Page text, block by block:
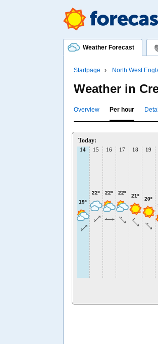
Weather Forecast
Startpage North West
Weather in
Overview Per hour
Today:
14
19º
15
22º
16
22º
17
22º
18
21º
19
20º